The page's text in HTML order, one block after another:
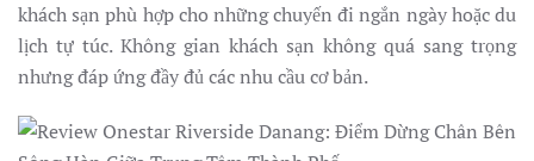
khách sạn phù hợp cho những chuyến đi ngắn ngày hoặc du
lịch tự túc. Không gian khách sạn không quá sang trọng
nhưng đáp ứng đầy đủ các nhu cầu cơ bản.